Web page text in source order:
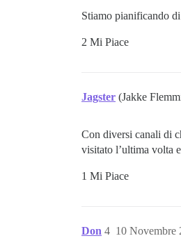
Stiamo pianificando
2 Mi Piace
Jagster (Jakke
Con diversi canali di
visitato l’ultima volta
1 Mi Piace
Don 10 Novembre
4